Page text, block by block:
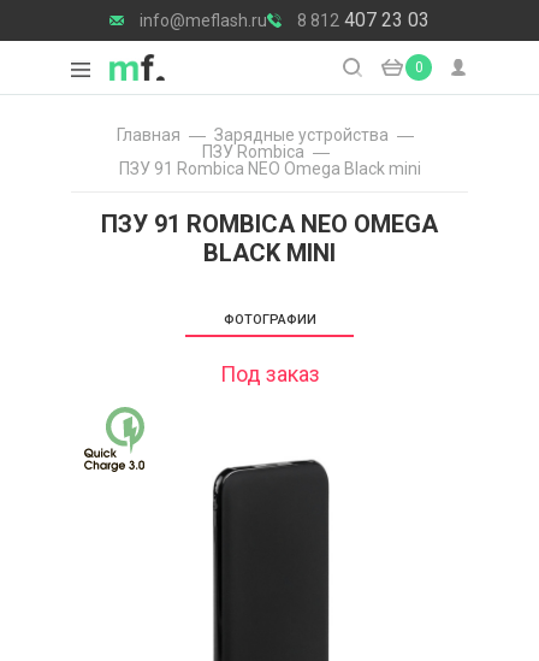
info@meflash.ru 8 812 407 23 03
0
Главная
Зарядные уcтройства
ПЗУ Rombica
ПЗУ 91 Rombica NEO Omega Black mini
ПЗУ 91 ROMBICA NEO OMEGA
BLACK MINI
ФОТОГРАФИИ
Под заказ